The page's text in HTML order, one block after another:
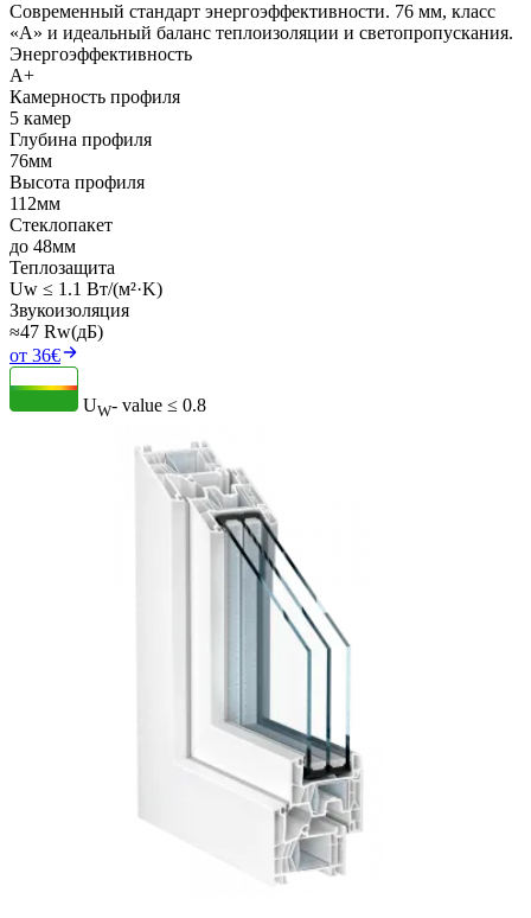
Современный стандарт энергоэффективности. 76 мм, класс
«А» и идеальный баланс теплоизоляции и светопропускания.
Энергоэффективность
A+
Камерность профиля
5 камер
Глубина профиля
76мм
Высота профиля
112мм
Стеклопакет
до 48мм
Теплозащита
Uw ≤ 1.1 Вт/(м²·K)
Звукоизоляция
≈47 Rw(дБ)
от 36€
UW- value ≤ 0.8